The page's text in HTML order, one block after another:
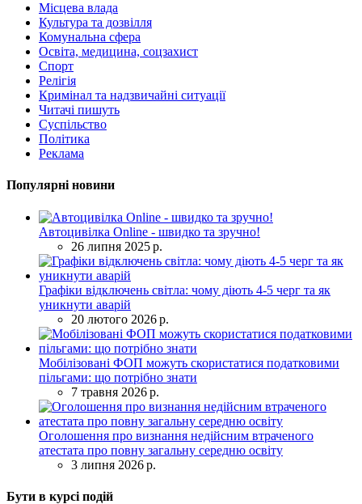
Місцева влада
Культура та дозвілля
Комунальна сфера
Освіта, медицина, соцзахист
Спорт
Релігія
Кримінал та надзвичайні ситуації
Читачі пишуть
Суспільство
Політика
Реклама
Популярні новини
Автоцивілка Online - швидко та зручно!
26 липня 2025 р.
Графіки відключень світла: чому діють 4-5 черг та як
уникнути аварій
20 лютого 2026 р.
Мобілізовані ФОП можуть скористатися податковими
пільгами: що потрібно знати
7 травня 2026 р.
Оголошення про визнання недійсним втраченого
атестата про повну загальну середню освіту
3 липня 2026 р.
Бути в курсі подій